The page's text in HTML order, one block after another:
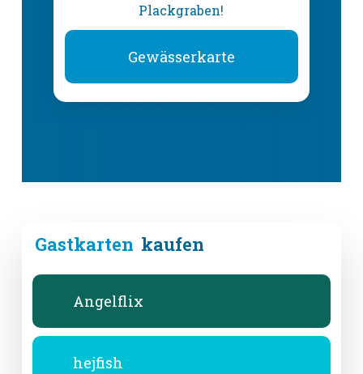
Plackgraben!
Gewässerkarte
Gastkarten kaufen
Angelflix
hejfish